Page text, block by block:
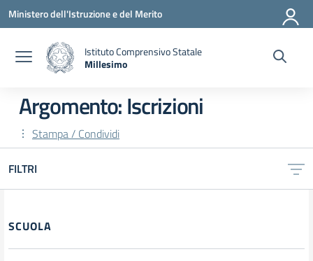
Vai ai contenuti
Vai al menu di navigazione
Vai al footer
Ministero dell'Istruzione e del Merito
Istituto Comprensivo Statale
Millesimo
Argomento: Iscrizioni
Stampa / Condividi
FILTRI
Filtri
SCUOLA